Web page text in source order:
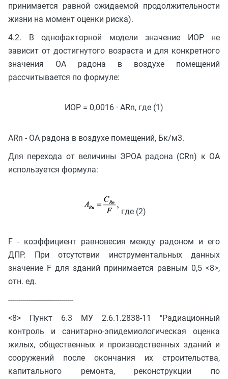
принимается равной ожидаемой продолжительности
жизни на момент оценки риска).
4.2. В однофакторной модели значение ИОР не
зависит от достигнутого возраста и для конкретного
значения ОА радона в воздухе помещений
рассчитывается по формуле:
ИОР = 0,0016 · ARn, где (1)
ARn - ОА радона в воздухе помещений, Бк/м3.
Для перехода от величины ЭРОА радона (CRn) к ОА
используется формула:
где (2)
F - коэффициент равновесия между радоном и его
ДПР. При отсутствии инструментальных данных
значение F для зданий принимается равным 0,5 <8>,
отн. ед.
--------------------------------
<8> Пункт 6.3 МУ 2.6.1.2838-11 "Радиационный
контроль и санитарно-эпидемиологическая оценка
жилых, общественных и производственных зданий и
сооружений после окончания их строительства,
капитального ремонта, реконструкции по